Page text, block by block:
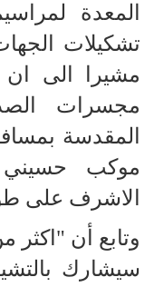
المعدة
تشكيلات
مشيرا الى ان
مجسرات
موكب حسيني
الاشرف على
سيشارك